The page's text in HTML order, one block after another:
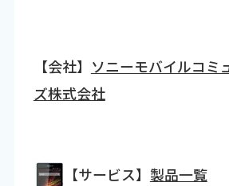
【会社】 ソニーモバイルコミ
ズ株式会社
【サービス】 製品一覧